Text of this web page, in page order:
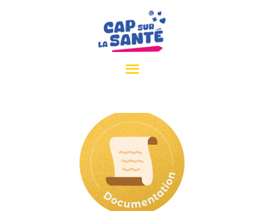
PARTENAIRES
CPTS EURE SEINE
CONTACT